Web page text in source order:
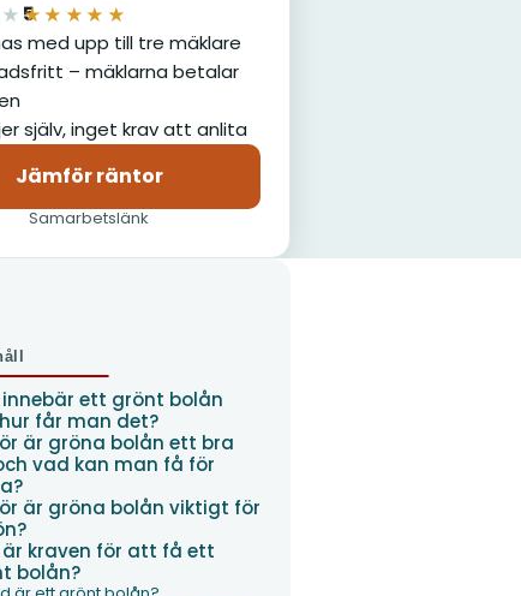
★★★★★
5
med upp till tre mäklare
– mäklarna betalar
själv, inget krav att anlita
Jämför räntor
(öppnas i nytt fönster)
Samarbetslänk
ett grönt bolån
får man det?
är gröna bolån ett bra
vad kan man få för
är gröna bolån viktigt för
kraven för att få ett
bolån?